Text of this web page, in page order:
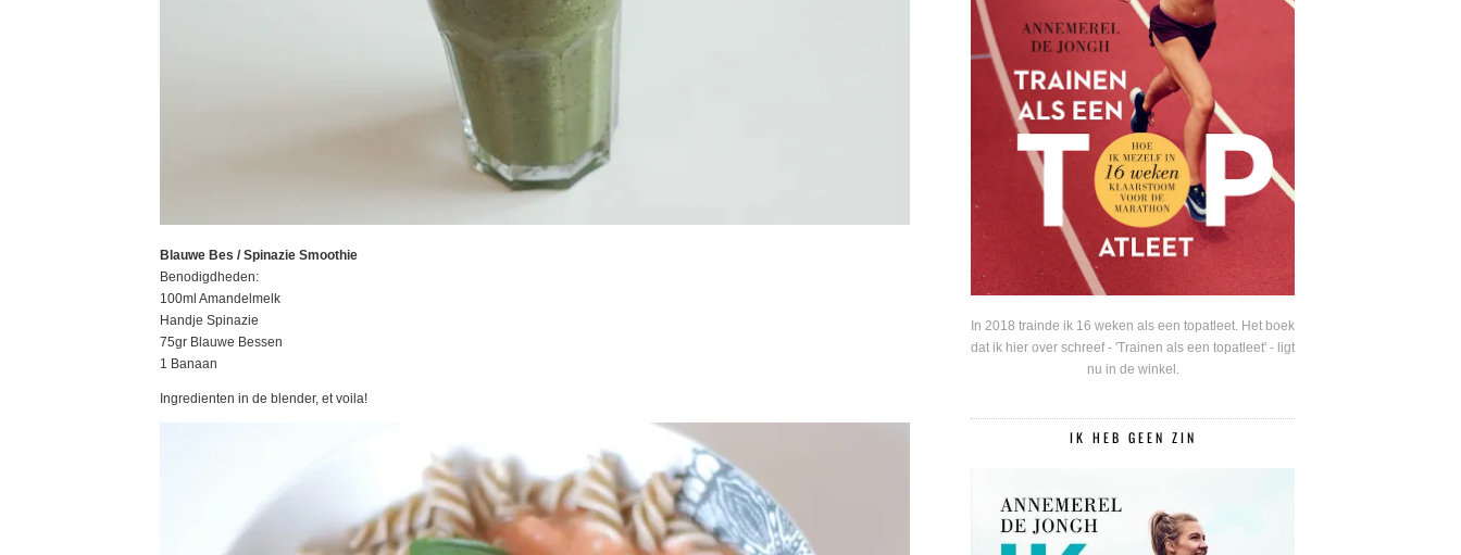
Blauwe Bes / Spinazie Smoothie
Benodigdheden:
100ml Amandelmelk
Handje Spinazie
75gr Blauwe Bessen
1 Banaan
Ingredienten in de blender, et voila!
In 2018 trainde ik 16 weken als een topatleet. Het boek
dat ik hier over schreef - 'Trainen als een topatleet' - ligt
nu in de winkel.
IK HEB GEEN ZIN